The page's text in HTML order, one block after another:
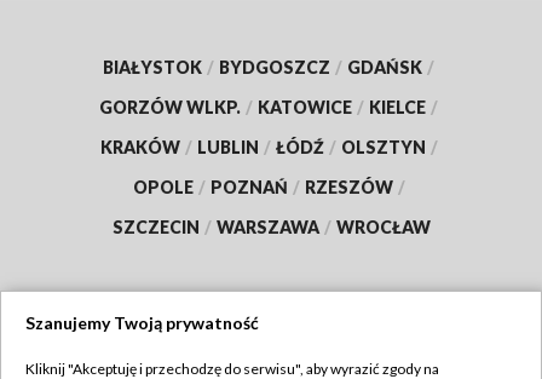
BIAŁYSTOK / BYDGOSZCZ / GDAŃSK /
GORZÓW WLKP. / KATOWICE / KIELCE /
KRAKÓW / LUBLIN / ŁÓDŹ / OLSZTYN /
OPOLE / POZNAŃ / RZESZÓW /
SZCZECIN / WARSZAWA / WROCŁAW
Szanujemy Twoją prywatność
Kliknij "Akceptuję i przechodzę do serwisu", aby wyrazić zgody na